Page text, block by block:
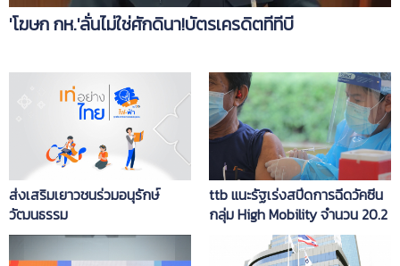
'โฆษก กห.'ลั่นไม่ใช่ศักดินา!บัตรเครดิตทีทีบี
ส่งเสริมเยาวชนร่วมอนุรักษ์
วัฒนธรรม
ttb แนะรัฐเร่งสปีดการฉีดวัคซีน
กลุ่ม High Mobility จำนวน 20.2
ล้านคน ช่วยลดศก.เสียหาย 5.7
หมื่นล้านบาท